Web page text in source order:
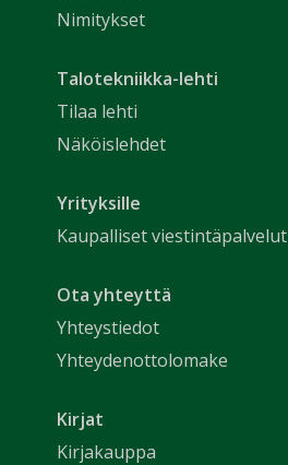
Nimitykset
Talotekniikka-lehti
Tilaa lehti
Näköislehdet
Yrityksille
Kaupalliset viestintäpalvelut
Ota yhteyttä
Yhteystiedot
Yhteydenottolomake
Kirjat
Kirjakauppa